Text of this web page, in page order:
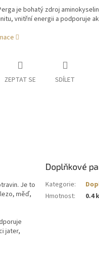
je bohatý zdroj
vnitřní energii a podporuje
ZEPTAT SE SDÍLET
Je to
měď,
jater,
Doplňkové
Kategorie:
Hmotnost: 0.4